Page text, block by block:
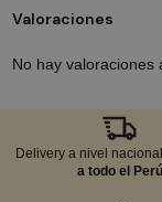
Valoraciones
No hay valoraciones
Delivery a nivel nacional
a todo el Perú